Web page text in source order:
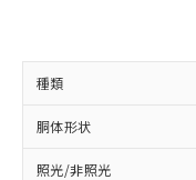
種類
胴体形状
照光/非照光